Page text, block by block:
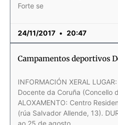
Forte se
24/11/2017 20:47
Campamentos deportivos
INFORMACIÓN XERAL
Docente da Coruña (Concello
ALOXAMENTO: Centro
(rúa Salvador Allende, 13).
ao 25 de agosto